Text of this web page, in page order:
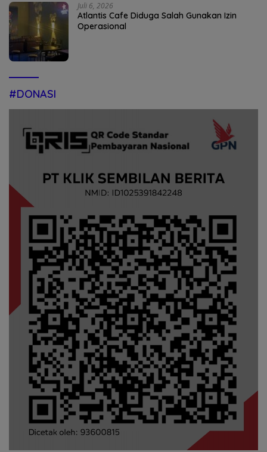
Juli 6, 2026
Atlantis Cafe Diduga Salah Gunakan Izin
Operasional
#DONASI